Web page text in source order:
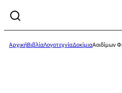
ΑρχικήΒιβλίαΛογοτεχνίαΔοκίμιαΑοιδίμων